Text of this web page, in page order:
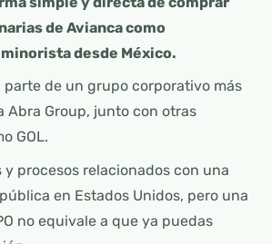
de Avianca como
desde México.
de un grupo corporativo más
Abra Group, junto con otras
GOL.
y procesos relacionados con una
en Estados Unidos, pero una
no equivale a que ya puedas